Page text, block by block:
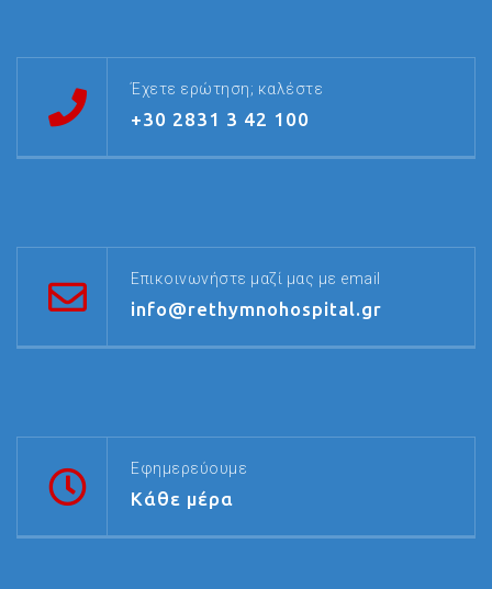
Έχετε ερώτηση; καλέστε
+30 2831 3 42 100
Επικοινωνήστε μαζί μας με email
info@rethymnohospital.gr
Εφημερεύουμε
Κάθε μέρα